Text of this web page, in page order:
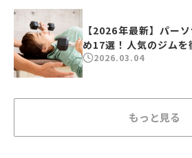
【2026年最新】パー
め17選！人気のジムを
2026.03.04
もっと見る